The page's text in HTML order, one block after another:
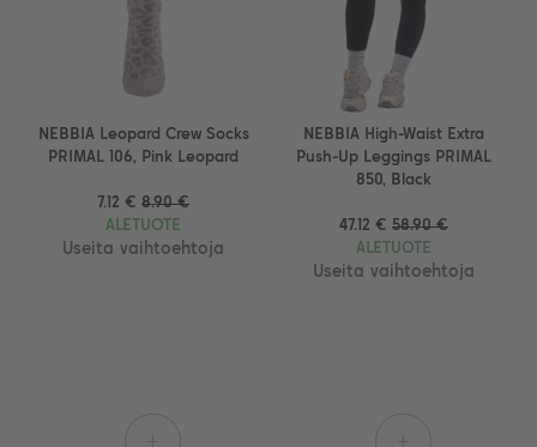
NEBBIA Leopard Crew Socks
PRIMAL 106, Pink Leopard
7.12 € 8.90 €
ALETUOTE
Useita vaihtoehtoja
NEBBIA High-Waist Extra
Push-Up Leggings PRIMAL
850, Black
47.12 € 58.90 €
ALETUOTE
Useita vaihtoehtoja